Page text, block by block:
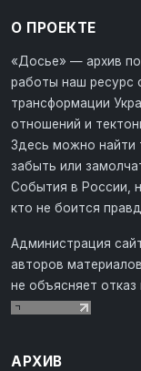
О ПРОЕКТЕ
«Досье» — архив
работы наш ресурс
трансформации
отношений и
Здесь можно найти
забыть или
События в России,
кто не боится
Администрация
авторов
не объясняет отказ
АРХИВ